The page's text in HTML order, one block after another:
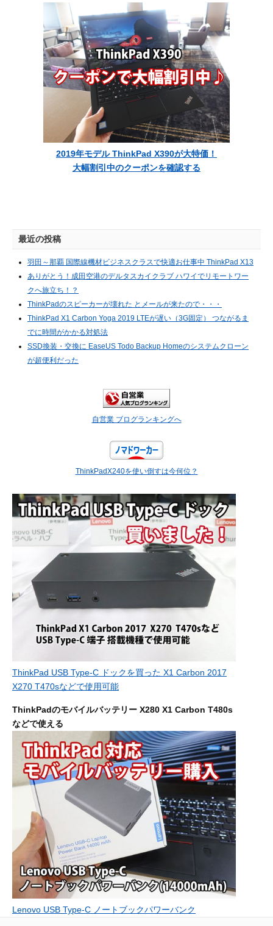
2019年モデル ThinkPad X390が大特価！
大幅割引中のクーポンを確認する
最近の投稿
羽田～那覇 国際線機材ビジネスクラスで快適お仕事中 ThinkPad X13
ありがとう！成田空港のデルタスカイクラブ ハワイでリモートワー
クへ旅立ち！？
ThinkPadのスピーカーが壊れた とメールが来たので・・・
ThinkPad X1 Carbon Yoga 2019 LTEが遅い（3G固定） つながるま
でに時間がかかる対処法
SSD換装・交換に EaseUS Todo Backup Homeのシステムクローン
が超便利だった
自営業 ブログランキングへ
ThinkPadX240を使い倒すは今何位？
ThinkPad USB Type-C ドックを買った X1 Carbon 2017
X270 T470sなどで使用可能
ThinkPadのモバイルバッテリー X280 X1 Carbon T480s
などで使える
Lenovo USB Type-C ノートブックパワーバンク